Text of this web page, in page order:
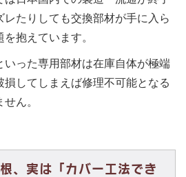
レたりしても交換部材が手に入ら
抱えています。
いった専用部材は在庫自体が極端
損してしまえば修理不可能となる
ん。
、実は「カバー工法でき